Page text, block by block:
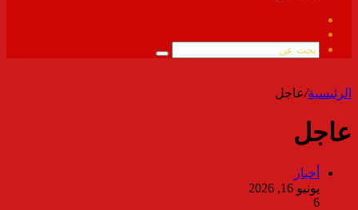
الموقع
بحث
الرئيسية/عاجل
عاجل
أخبار
يونيو 16, 2026
6